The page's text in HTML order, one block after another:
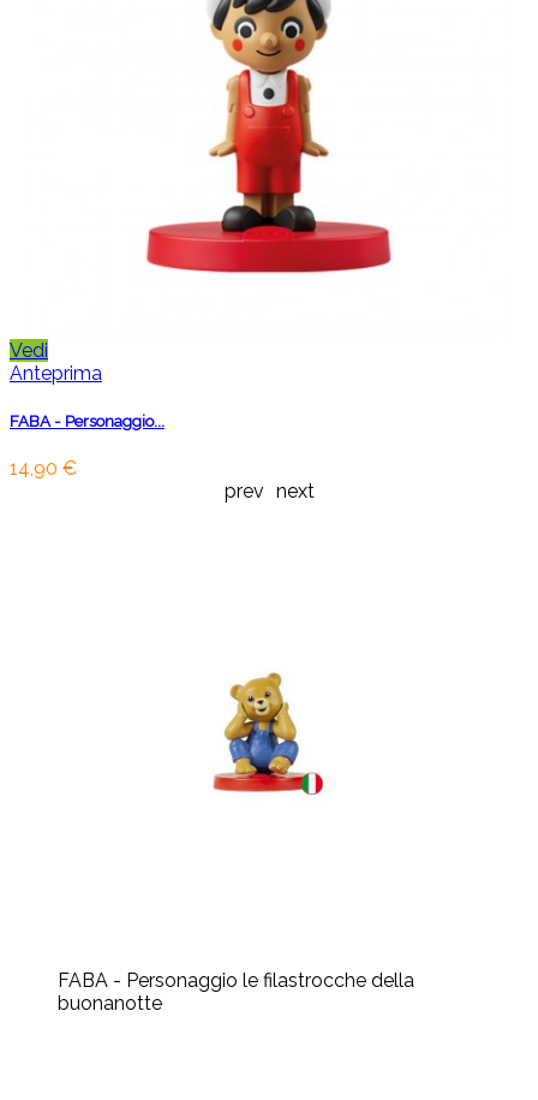
Vedi
Anteprima
FABA - Personaggio...
14,90 €
prev next
FABA - Personaggio le filastrocche della
buonanotte